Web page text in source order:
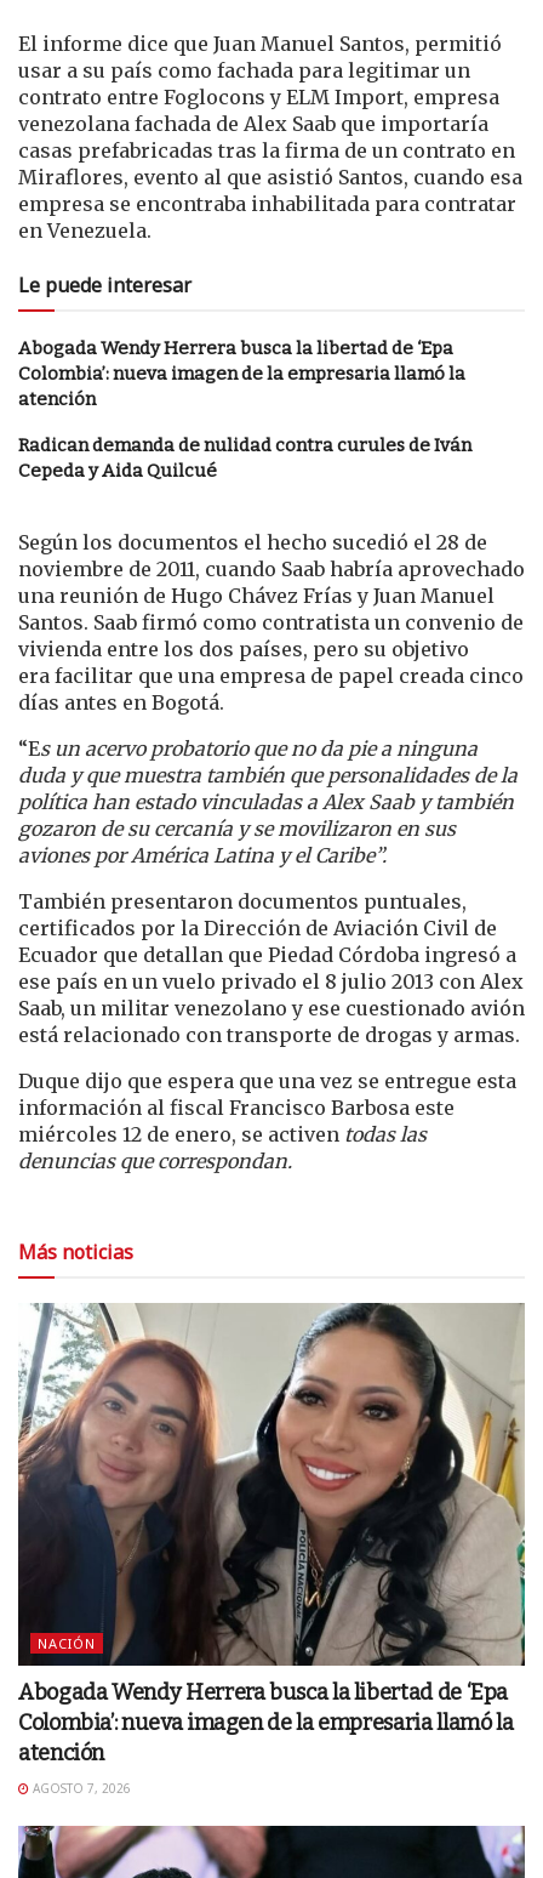
El informe dice que Juan Manuel Santos, permitió
usar a su país como fachada para legitimar un
contrato entre Foglocons y ELM Import, empresa
venezolana fachada de Alex Saab que importaría
casas prefabricadas tras la firma de un contrato en
Miraflores, evento al que asistió Santos, cuando esa
empresa se encontraba inhabilitada para contratar
en Venezuela.
Le puede interesar
Abogada Wendy Herrera busca la libertad de ‘Epa
Colombia’: nueva imagen de la empresaria llamó la
atención
Radican demanda de nulidad contra curules de Iván
Cepeda y Aida Quilcué
Según los documentos el hecho sucedió el 28 de
noviembre de 2011, cuando Saab habría aprovechado
una reunión de Hugo Chávez Frías y Juan Manuel
Santos. Saab firmó como contratista un convenio de
vivienda entre los dos países, pero su objetivo
era facilitar que una empresa de papel creada cinco
días antes en Bogotá.
“Es un acervo probatorio que no da pie a ninguna
duda y que muestra también que personalidades de la
política han estado vinculadas a Alex Saab y también
gozaron de su cercanía y se movilizaron en sus
aviones por América Latina y el Caribe”.
También presentaron documentos puntuales,
certificados por la Dirección de Aviación Civil de
Ecuador que detallan que Piedad Córdoba ingresó a
ese país en un vuelo privado el 8 julio 2013 con Alex
Saab, un militar venezolano y ese cuestionado avión
está relacionado con transporte de drogas y armas.
Duque dijo que espera que una vez se entregue esta
información al fiscal Francisco Barbosa este
miércoles 12 de enero, se activen todas las
denuncias que correspondan.
Más noticias
NACIÓN
Abogada Wendy Herrera busca la libertad de ‘Epa
Colombia’: nueva imagen de la empresaria llamó la
atención
AGOSTO 7, 2026